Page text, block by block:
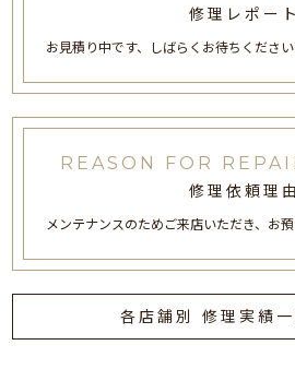
修理レポート
お見積り中です、しばらくお待ちください
REASON FOR
修理依頼理由
メンテナンスのためご来店いただき、お預
各店舗別 修理実績